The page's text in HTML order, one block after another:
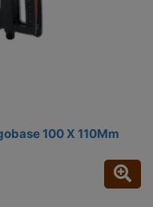
100 X 110Mm